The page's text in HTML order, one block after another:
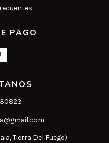
PAGO
Tierra Del Fuego)